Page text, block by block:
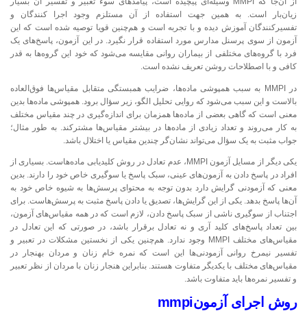
زیان‌بار است. به همین جهت استفاده از آن مستلزم وجود اجرا کنندگان و
تفسیرکنندگان آموزش دیده و با تجربه است و هم‌چنین قویا توصیه شده است که این
آزمون از سوی پرسنل مدارس مورد استفاده قرار نگیرد. در این آزمون، پاسخ‌های یک
فرد با گروه‌های مختلفی از بیماران روانی مقایسه می‌شود که خود این گروه‌ها به قدر
کافی و با اصطلاحات روشن تعریف نشده است.
در MMPI به سبب همپوشی ماده‌ها، ضرایب همبستگی متقابل مقیاس‌ها فوق‌العاده
بالاست و این سبب می‌شود که روایی تحلیل الگو، زیر سؤال برود. همپوشی ماده‌ها بدین
معنی است که گاهی بعضی از ماده‌ها همزمان برای اندازه‌گیری در چند مقیاس مختلف
به کار می‌روند و تعداد زیادی از ماده‌ها در بیشتر مقیاس‌ها مشترکند. به طور مثال؛
جواب مثبت به یک سؤال می‌تواند نشان‌گر چندین مقیاس یا اختلال باشد.
یکی دیگر از مسایل آزمون MMPI، عدم تعادل در روش کلیدیابی ماده‌هاست. بسیاری از
افراد در پاسخ دادن به آزمون‌های عینی، سبک پاسخ یا سوگیری خاص خود را دارند. بدین
معنی که آزمودنی گرایش دارد بدون توجه به محتوای پرسش‌ها به شیوه خاص خود به
آن‌ها پاسخ بدهد. یکی از این گرایش‌ها، تصدیق یا دادن پاسخ مثبت به پرسش‌هاست. برای
اجتناب از سوگیری ناشی از سبک پاسخ دادن، لازم است که در همه مقیاس‌های آزمون،
بین تعداد پاسخ‌های کلید آری و نه تعادل برقرار باشد، در صورتی که این تعادل در
مقیاس‌های مختلف MMPI وجود ندارد. هم‌چنین یکی از نخستین مشکلات در تعبیر و
تفسیر نیمرخ روانی آزمودنی‌ها این است که نمره خام زنان و مردان بهنجار در
مقیاس‌های مختلف با یکدیگر متفاوت هستند. بنابراین هنجار زنان با مردان از نظر تعبیر
و تفسیر نمره‌ها باید متفاوت باشد.
روش اجرای آزمونmmpi